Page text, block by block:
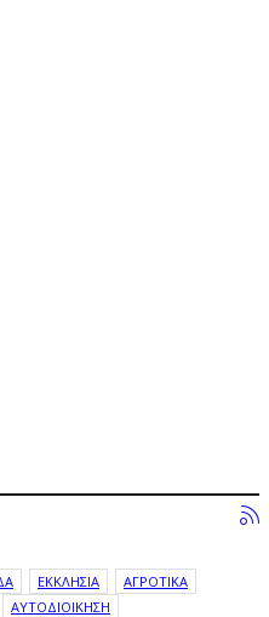
ΕΚΚΛΗΣΙΑ
ΑΓΡΟΤΙΚΑ
ΑΥΤΟΔΙΟΙΚΗΣΗ